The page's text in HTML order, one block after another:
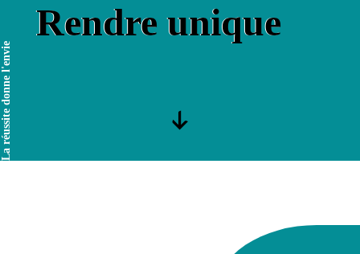
La réussite donne l'envie
Rendre unique